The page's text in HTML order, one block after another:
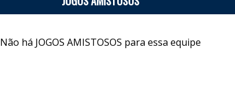
Não há JOGOS AMISTOSOS para essa equipe